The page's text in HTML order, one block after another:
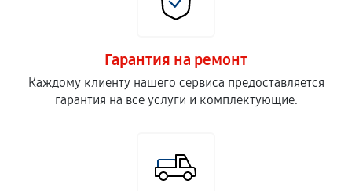
Гарантия на ремонт
Каждому клиенту нашего сервиса предоставляется
гарантия на все услуги и комплектующие.